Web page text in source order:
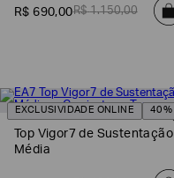
R$ 690,00R$ 1.150,00
EXCLUSIVIDADE ONLINE 40%
Top Vigor7 de Sustentação
Média